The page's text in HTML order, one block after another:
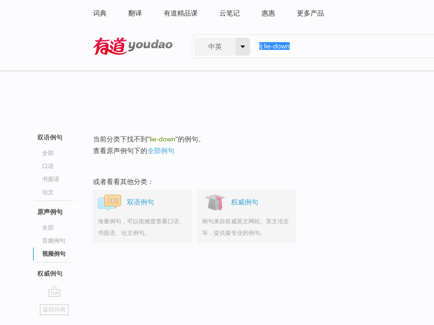
词典 翻译 有道精品课 云笔记 惠惠 更多产品
中英
双语例句
全部
口语
书面语
论文
原声例句
全部
音频例句
视频例句
权威例句
go
top
返回词典
当前分类下找不到"lie-down"的例句。
查看原声例句下的全部例句
或者看看其他分类：
双语例句
海量例句，可以按难度查看口语、
书面语、论文例句。
权威例句
例句来自权威英文网站、英文论文
等，提供最专业的例句。